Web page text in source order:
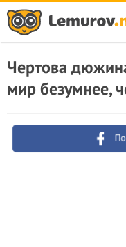
Чертова
мир безумнее,